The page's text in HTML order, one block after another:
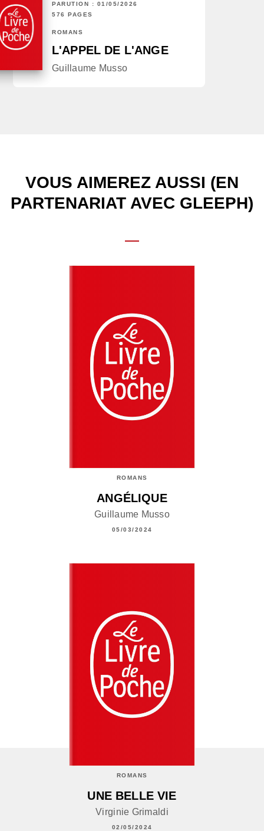
PARUTION : 01/05/2026
576 PAGES
ROMANS
L'APPEL DE L'ANGE
Guillaume Musso
VOUS AIMEREZ AUSSI (EN
PARTENARIAT AVEC GLEEPH)
ROMANS
ANGÉLIQUE
Guillaume Musso
05/03/2024
ROMANS
UNE BELLE VIE
Virginie Grimaldi
02/05/2024